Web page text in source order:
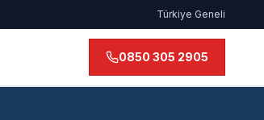
Türkiye Geneli
0850 305 2905